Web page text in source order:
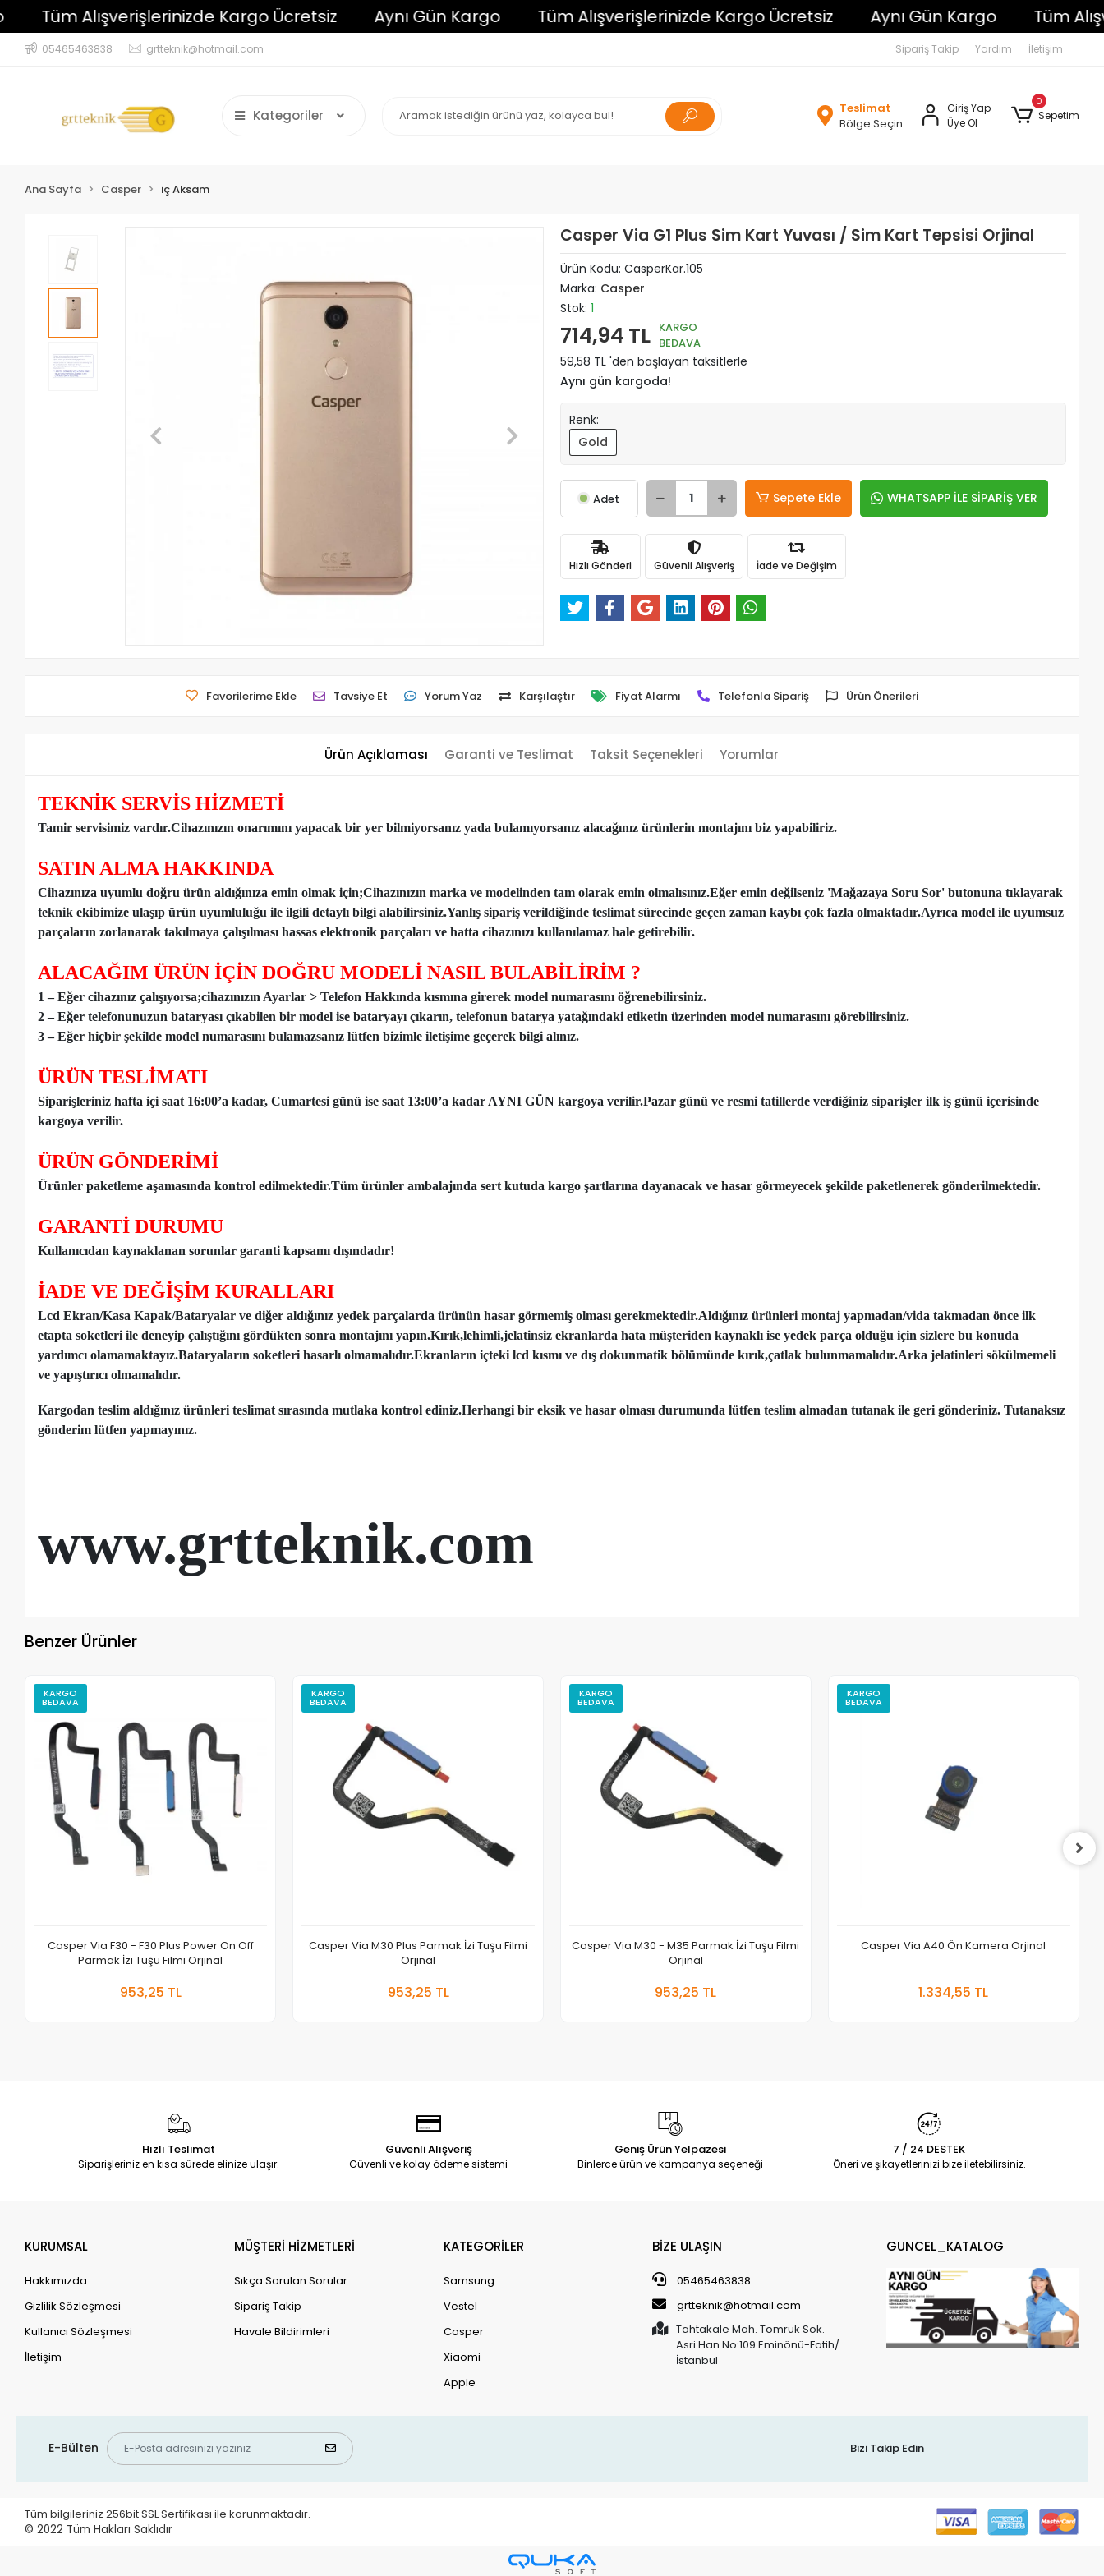
Tüm Alışverişlerinizde Kargo Ücretsiz Aynı Gün Kargo Tüm Alışverişlerinizde Kargo Ücretsiz Aynı Gün Kargo Tüm
05465463838 grtteknik@hotmail.com Sipariş Takip Yardım İletişim
Kategoriler
Teslimat
Bölge Seçin
Giriş Yap
Üye Ol
0
Sepetim
Ana Sayfa Casper iç Aksam
Casper Via G1 Plus Sim Kart Yuvası / Sim Kart Tepsisi Orjinal
Ürün Kodu: CasperKar.105
Marka: Casper
Stok: 1
714,94 TL KARGO
BEDAVA
59,58 TL 'den başlayan taksitlerle
Aynı gün kargoda!
Renk:
Gold
Adet Sepete Ekle WHATSAPP İLE SİPARİŞ VER
Hızlı Gönderi Güvenli Alışveriş İade ve Değişim
Favorilerime Ekle Tavsiye Et Yorum Yaz Karşılaştır Fiyat Alarmı Telefonla Sipariş Ürün Önerileri
Ürün Açıklaması Garanti ve Teslimat Taksit Seçenekleri Yorumlar
TEKNİK SERVİS HİZMETİ
Tamir servisimiz vardır.Cihazınızın onarımını yapacak bir yer bilmiyorsanız yada bulamıyorsanız alacağınız ürünlerin montajını biz yapabiliriz.
SATIN ALMA HAKKINDA
Cihazınıza uyumlu doğru ürün aldığınıza emin olmak için;Cihazınızın marka ve modelinden tam olarak emin olmalısınız.Eğer emin değilseniz 'Mağazaya Soru Sor' butonuna tıklayarak
teknik ekibimize ulaşıp ürün uyumluluğu ile ilgili detaylı bilgi alabilirsiniz.Yanlış sipariş verildiğinde teslimat sürecinde geçen zaman kaybı çok fazla olmaktadır.Ayrıca model ile uyumsuz
parçaların zorlanarak takılmaya çalışılması hassas elektronik parçaları ve hatta cihazınızı kullanılamaz hale getirebilir.
ALACAĞIM ÜRÜN İÇİN DOĞRU MODELİ NASIL BULABİLİRİM ?
1 – Eğer cihazınız çalışıyorsa;cihazınızın Ayarlar > Telefon Hakkında kısmına girerek model numarasını öğrenebilirsiniz.
2 – Eğer telefonunuzun bataryası çıkabilen bir model ise bataryayı çıkarın, telefonun batarya yatağındaki etiketin üzerinden model numarasını görebilirsiniz.
3 – Eğer hiçbir şekilde model numarasını bulamazsanız lütfen bizimle iletişime geçerek bilgi alınız.
ÜRÜN TESLİMATI
Siparişleriniz hafta içi saat 16:00’a kadar, Cumartesi günü ise saat 13:00’a kadar AYNI GÜN kargoya verilir.Pazar günü ve resmi tatillerde verdiğiniz siparişler ilk iş günü içerisinde
kargoya verilir.
ÜRÜN GÖNDERİMİ
Ürünler paketleme aşamasında kontrol edilmektedir.Tüm ürünler ambalajında sert kutuda kargo şartlarına dayanacak ve hasar görmeyecek şekilde paketlenerek gönderilmektedir.
GARANTİ DURUMU
Kullanıcıdan kaynaklanan sorunlar garanti kapsamı dışındadır!
İADE VE DEĞİŞİM KURALLARI
Lcd Ekran/Kasa Kapak/Bataryalar ve diğer aldığınız yedek parçalarda ürünün hasar görmemiş olması gerekmektedir.Aldığınız ürünleri montaj yapmadan/vida takmadan önce ilk
etapta soketleri ile deneyip çalıştığını gördükten sonra montajını yapın.Kırık,lehimli,jelatinsiz ekranlarda hata müşteriden kaynaklı ise yedek parça olduğu için sizlere bu konuda
yardımcı olamamaktayız.Bataryaların soketleri hasarlı olmamalıdır.Ekranların içteki lcd kısmı ve dış dokunmatik bölümünde kırık,çatlak bulunmamalıdır.Arka jelatinleri sökülmemeli
ve yapıştırıcı olmamalıdır.
Kargodan teslim aldığınız ürünleri teslimat sırasında mutlaka kontrol ediniz.Herhangi bir eksik ve hasar olması durumunda lütfen teslim almadan tutanak ile geri gönderiniz. Tutanaksız
gönderim lütfen yapmayınız.
www.grtteknik.com
Benzer Ürünler
KARGO
BEDAVA
Casper Via F30 - F30 Plus Power On Off
Parmak İzi Tuşu Filmi Orjinal
953,25 TL
KARGO
BEDAVA
Casper Via M30 Plus Parmak İzi Tuşu Filmi
Orjinal
953,25 TL
KARGO
BEDAVA
Casper Via M30 - M35 Parmak İzi Tuşu Filmi
Orjinal
953,25 TL
KARGO
BEDAVA
Casper Via A40 Ön Kamera Orjinal
1.334,55 TL
Hızlı Teslimat
Siparişleriniz en kısa sürede elinize ulaşır.
Güvenli Alışveriş
Güvenli ve kolay ödeme sistemi
Geniş Ürün Yelpazesi
Binlerce ürün ve kampanya seçeneği
7 / 24 DESTEK
Öneri ve şikayetlerinizi bize iletebilirsiniz.
KURUMSAL
Hakkımızda
Gizlilik Sözleşmesi
Kullanıcı Sözleşmesi
İletişim
MÜŞTERİ HİZMETLERİ
Sıkça Sorulan Sorular
Sipariş Takip
Havale Bildirimleri
KATEGORİLER
Samsung
Vestel
Casper
Xiaomi
Apple
BİZE ULAŞIN
05465463838
grtteknik@hotmail.com
Tahtakale Mah. Tomruk Sok.
Asri Han No:109 Eminönü-Fatih/
İstanbul
GUNCEL_KATALOG
E-Bülten Bizi Takip Edin
Tüm bilgileriniz 256bit SSL Sertifikası ile korunmaktadır.
© 2022 Tüm Hakları Saklıdır